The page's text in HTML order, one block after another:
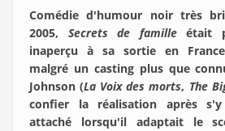
Comédie d'humour noir très
2005, Secrets de familleétait
inaperçu à sa sortie en
malgré un casting plus que
Johnson (La Voix des morts, The
confier la réalisation après
attaché lorsqu'il adaptait le